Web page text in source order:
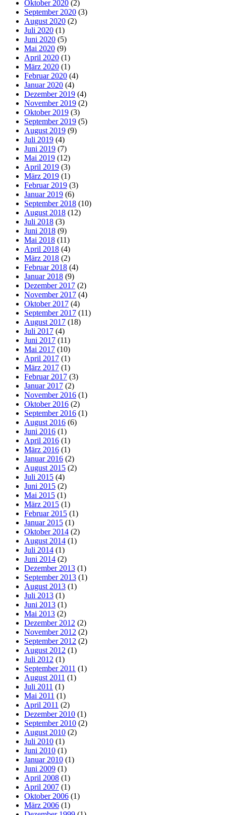
Oktober 2020 (2)
September 2020 (3)
August 2020 (2)
Juli 2020 (1)
Juni 2020 (5)
Mai 2020 (9)
April 2020 (1)
März 2020 (1)
Februar 2020 (4)
Januar 2020 (4)
Dezember 2019 (4)
November 2019 (2)
Oktober 2019 (3)
September 2019 (5)
August 2019 (9)
Juli 2019 (4)
Juni 2019 (7)
Mai 2019 (12)
April 2019 (3)
März 2019 (1)
Februar 2019 (3)
Januar 2019 (6)
September 2018 (10)
August 2018 (12)
Juli 2018 (3)
Juni 2018 (9)
Mai 2018 (11)
April 2018 (4)
März 2018 (2)
Februar 2018 (4)
Januar 2018 (9)
Dezember 2017 (2)
November 2017 (4)
Oktober 2017 (4)
September 2017 (11)
August 2017 (18)
Juli 2017 (4)
Juni 2017 (11)
Mai 2017 (10)
April 2017 (1)
März 2017 (1)
Februar 2017 (3)
Januar 2017 (2)
November 2016 (1)
Oktober 2016 (2)
September 2016 (1)
August 2016 (6)
Juni 2016 (1)
April 2016 (1)
März 2016 (1)
Januar 2016 (2)
August 2015 (2)
Juli 2015 (4)
Juni 2015 (2)
Mai 2015 (1)
März 2015 (1)
Februar 2015 (1)
Januar 2015 (1)
Oktober 2014 (2)
August 2014 (1)
Juli 2014 (1)
Juni 2014 (2)
Dezember 2013 (1)
September 2013 (1)
August 2013 (1)
Juli 2013 (1)
Juni 2013 (1)
Mai 2013 (2)
Dezember 2012 (2)
November 2012 (2)
September 2012 (2)
August 2012 (1)
Juli 2012 (1)
September 2011 (1)
August 2011 (1)
Juli 2011 (1)
Mai 2011 (1)
April 2011 (2)
Dezember 2010 (1)
September 2010 (2)
August 2010 (2)
Juli 2010 (1)
Juni 2010 (1)
Januar 2010 (1)
Juni 2009 (1)
April 2008 (1)
April 2007 (1)
Oktober 2006 (1)
März 2006 (1)